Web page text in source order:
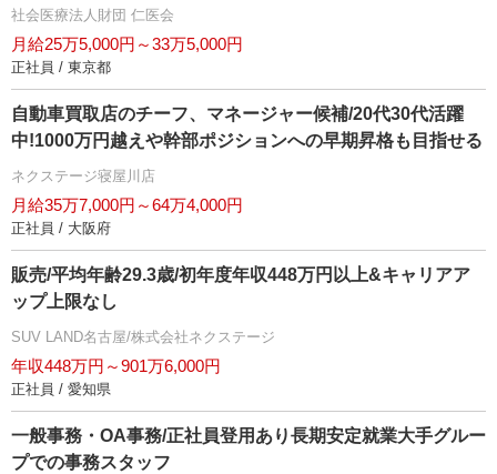
社会医療法人財団 仁医会
月給25万5,000円～33万5,000円
正社員 / 東京都
自動車買取店のチーフ、マネージャー候補/20代30代活躍
中!1000万円越えや幹部ポジションへの早期昇格も目指せる
ネクステージ寝屋川店
月給35万7,000円～64万4,000円
正社員 / 大阪府
販売/平均年齢29.3歳/初年度年収448万円以上&キャリアア
ップ上限なし
SUV LAND名古屋/株式会社ネクステージ
年収448万円～901万6,000円
正社員 / 愛知県
一般事務・OA事務/正社員登用あり長期安定就業大手グルー
プでの事務スタッフ